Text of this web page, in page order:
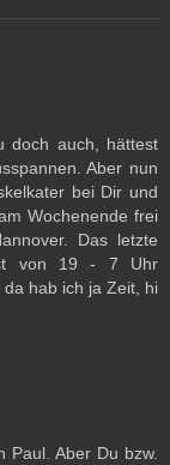
doch auch, hättest
Aber nun
bei Dir und
Wochenende frei
Das letzte
von 19 - 7 Uhr
hab ich ja Zeit, hi
Paul. Aber Du bzw.